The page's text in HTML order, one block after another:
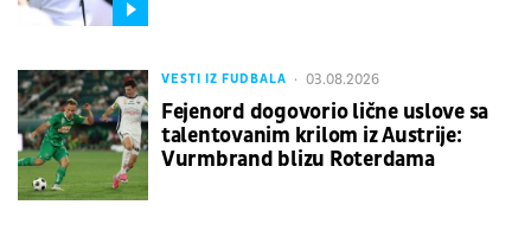
VESTI IZ FUDBALA 03.08.2026
Fejenord dogovorio lične uslove sa
talentovanim krilom iz Austrije:
Vurmbrand blizu Roterdama